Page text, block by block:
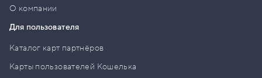
О компании
Для пользователя
Каталог карт партнёров
Карты пользователей Кошелька